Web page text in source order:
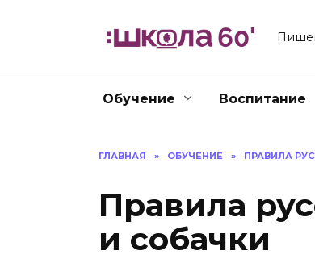
Обучение Воспитание
ГЛАВНАЯ » ОБУЧЕНИЕ » ПРАВИЛА
Правила
и собачки